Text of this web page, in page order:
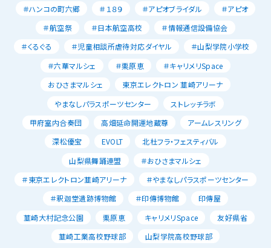
＃ハンコの町六郷
＃１８９ ＃アピオブライダル
＃アピオ
＃航空祭
＃日本航空高校
＃情報通信設備協会
＃くるぐる
＃児童相談所虐待対応ダイヤル
＃山梨学院小学校
＃六華マルシェ
＃栗原恵
＃キャリメリSpace
おひさまマルシェ
東京エレクトロン 韮崎アリーナ
やまなしパラスポーツセンター
ストレッチラボ
甲府室内合奏団
高畑延命開運地蔵尊
アームレスリング
深松優宝
EVOLT
北杜フラ・フェスティバル
山梨県舞踊連盟
＃おひさまマルシェ
＃東京エレクトロン韮崎アリーナ
＃やまなしパラスポーツセンター
＃釈迦堂遺跡博物館
＃印傳博物館
印傳屋
韮崎大村記念公園
栗原恵 キャリメリSpace
友好県省
韮崎工業高校野球部
山梨学院高校野球部